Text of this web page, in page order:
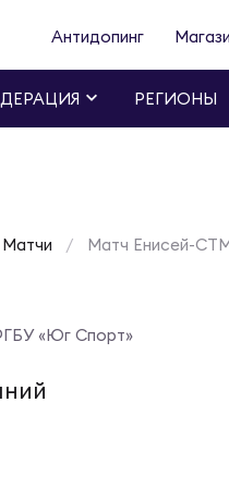
Антидопинг
РЕГИОНЫ
Матчи Матч Енисей-СТМ
«Юг Спорт»